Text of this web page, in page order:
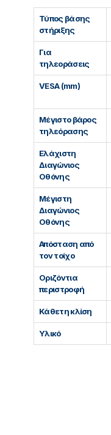
Τύπος βάσης
στήριξης
Για
τηλεοράσεις
VESA (mm)
Μέγιστο βάρος
τηλεόρασης
Ελάχιστη
Διαγώνιος
Οθόνης
Μέγιστη
Διαγώνιος
Οθόνης
Απόσταση από
τον τοίχο
Οριζόντια
περιστροφή
Κάθετη κλίση
Υλικό